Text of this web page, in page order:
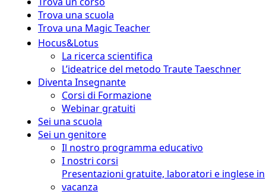
Trova una scuola
Trova una Magic Teacher
Hocus&Lotus
La ricerca scientifica
L’ideatrice del metodo Traute Taeschner
Diventa Insegnante
Corsi di Formazione
Webinar gratuiti
Sei una scuola
Sei un genitore
Il nostro programma educativo
I nostri corsi
Presentazioni gratuite, laboratori e inglese in
vacanza